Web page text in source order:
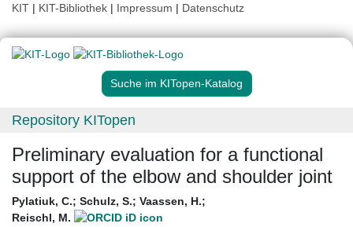
KIT | KIT-Bibliothek | Impressum | Datenschutz
Suche im KITopen-Katalog
Repository KITopen
Preliminary evaluation for a functional
support of the elbow and shoulder joint
Pylatiuk, C.; Schulz, S.; Vaassen, H.;
Reischl, M.